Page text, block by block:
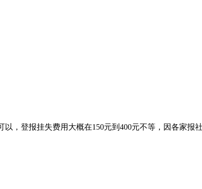
，登报挂失费用大概在150元到400元不等，因各家报